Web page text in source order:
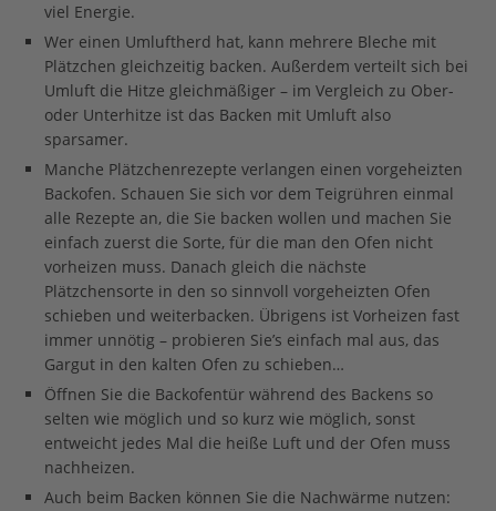
viel Energie.
Wer einen Umluftherd hat, kann mehrere Bleche mit
Plätzchen gleichzeitig backen. Außerdem verteilt sich bei
Umluft die Hitze gleichmäßiger – im Vergleich zu Ober-
oder Unterhitze ist das Backen mit Umluft also
sparsamer.
Manche Plätzchenrezepte verlangen einen vorgeheizten
Backofen. Schauen Sie sich vor dem Teigrühren einmal
alle Rezepte an, die Sie backen wollen und machen Sie
einfach zuerst die Sorte, für die man den Ofen nicht
vorheizen muss. Danach gleich die nächste
Plätzchensorte in den so sinnvoll vorgeheizten Ofen
schieben und weiterbacken. Übrigens ist Vorheizen fast
immer unnötig – probieren Sie’s einfach mal aus, das
Gargut in den kalten Ofen zu schieben…
Öffnen Sie die Backofentür während des Backens so
selten wie möglich und so kurz wie möglich, sonst
entweicht jedes Mal die heiße Luft und der Ofen muss
nachheizen.
Auch beim Backen können Sie die Nachwärme nutzen: